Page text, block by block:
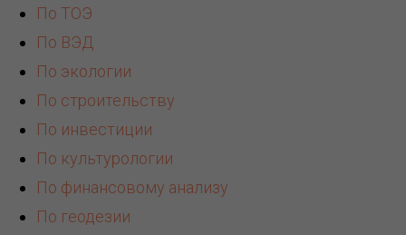
По ТОЭ
По ВЭД
По экологии
По строительству
По инвестиции
По культурологии
По финансовому анализу
По геодезии